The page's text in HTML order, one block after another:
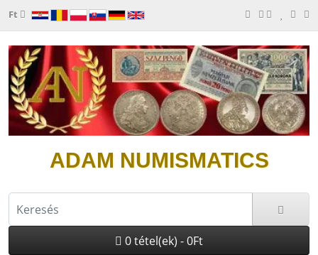
Ft
ADAM NUMISMATICS
0 tétel(ek) - 0Ft